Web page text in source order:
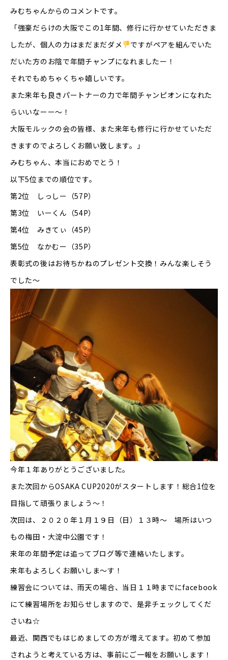
みむちゃんからのコメントです。
「強豪だらけの大阪でこの1年間、修行に行かせていただきま
したが、個人の力はまだまだダメ
ですがペアを組んでいた
だいた方のお陰で年間チャンプになれましたー！
それでもめちゃくちゃ嬉しいです。
また来年も良きパートナーの力で年間チャンピオンになれた
らいいなーー〜！
大阪モルックの会の皆様、また来年も修行に行かせていただ
きますのでよろしくお願い致します。」
みむちゃん、本当におめでとう！
以下5位までの順位です。
第2位 しっしー（57P）
第3位 いーくん（54P）
第4位 みきてぃ（45P）
第5位 なかむー（35P）
表彰式の後はお待ちかねのプレゼント交換！みんな楽しそう
でした～
今年１年ありがとうございました。
また次回からOSAKA CUP2020がスタートします！総合1位を
目指して頑張りましょう～！
次回は、２０２０年１月１９日（日）１３時〜 場所はいつ
もの梅田・大淀中公園です！
来年の年間予定は追ってブログ等で連絡いたします。
来年もよろしくお願いしま～す！
練習会については、雨天の場合、当日１１時までにfacebook
にて練習場所をお知らせしますので、是非チェックしてくだ
さいね☆
最近、関西でもはじめましての方が増えてます。初めて参加
されようと考えている方は、事前にご一報をお願いします！